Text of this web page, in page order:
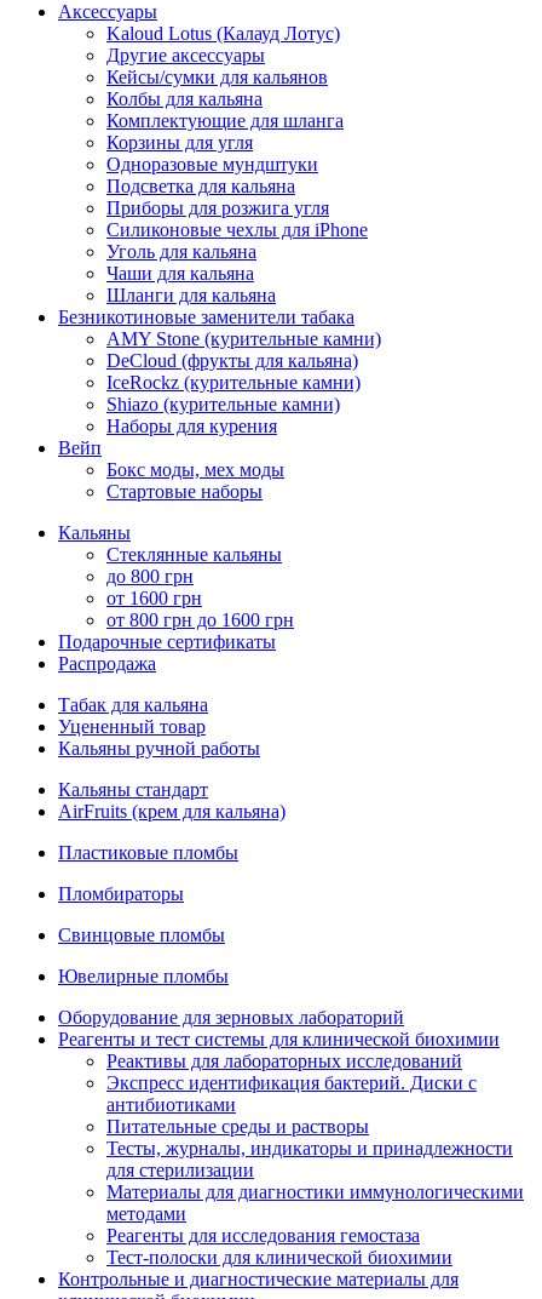
Аксессуары
Kaloud Lotus (Калауд Лотус)
Другие аксессуары
Кейсы/сумки для кальянов
Колбы для кальяна
Комплектующие для шланга
Корзины для угля
Одноразовые мундштуки
Подсветка для кальяна
Приборы для розжига угля
Силиконовые чехлы для iPhone
Уголь для кальяна
Чаши для кальяна
Шланги для кальяна
Безникотиновые заменители табака
AMY Stone (курительные камни)
DeCloud (фрукты для кальяна)
IceRockz (курительные камни)
Shiazo (курительные камни)
Наборы для курения
Вейп
Бокс моды, мех моды
Стартовые наборы
Кальяны
Стеклянные кальяны
до 800 грн
от 1600 грн
от 800 грн до 1600 грн
Подарочные сертификаты
Распродажа
Табак для кальяна
Уцененный товар
Кальяны ручной работы
Кальяны стандарт
AirFruits (крем для кальяна)
Пластиковые пломбы
Пломбираторы
Свинцовые пломбы
Ювелирные пломбы
Оборудование для зерновых лабораторий
Реагенты и тест системы для клинической биохимии
Реактивы для лабораторных исследований
Экспресс идентификация бактерий. Диски с
антибиотиками
Питательные среды и растворы
Тесты, журналы, индикаторы и принадлежности
для стерилизации
Материалы для диагностики иммунологическими
методами
Реагенты для исследования гемостаза
Тест-полоски для клинической биохимии
Контрольные и диагностические материалы для